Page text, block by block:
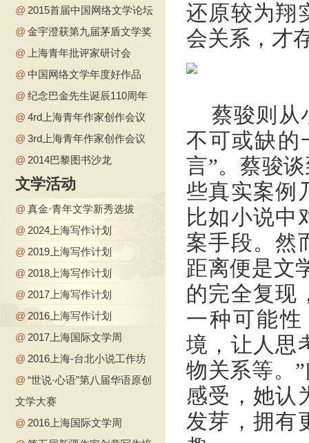
@ 2015首届中国网络文学论坛
@ 金宇澄获第九届茅盾文学奖
@
上海青年批评家研讨会
@ 中国网络文学年度好作品
@ 纪念巴金先生诞辰110周年
@ 4rd上海青年作家创作会议
@ 3rd上海青年作家创作会议
@ 2014巴黎图书沙龙
文学活动
@ 真金·青年文学新秀选拔
@ 2024上海写作计划
@ 2019上海写作计划
@ 2018上海写作计划
@ 2017上海写作计划
@ 2016上海写作计划
@ 2017上海国际文学周
@ 2016上海-台北小说工作坊
@ “世说·心语”第八届华语原创
文学大赛
@ 2016上海国际文学周
还原较为翔
会关系，才
蔡骏则从
不可或缺的
言”。蔡骏
些真实案例
比如小说中
案手段。然
距离便是文
的完全复现
一种可能
境，让人思
物关系等。
感受，她认
发芽，拥有